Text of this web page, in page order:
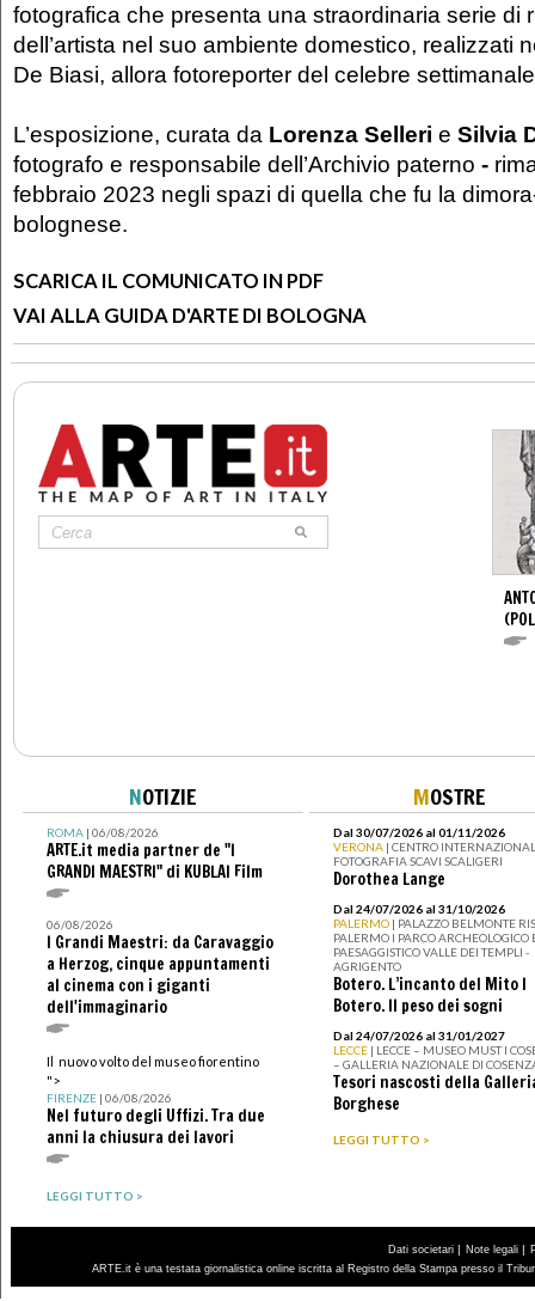
fotografica che presenta una straordinaria serie di
dell’artista nel suo ambiente domestico, realizzati
De Biasi, allora fotoreporter del celebre
L’esposizione, curata da Lorenza Selleri e Silvia
fotografo e responsabile dell’Archivio paterno -
febbraio 2023 negli spazi di quella che fu la
bolognese.
SCARICA IL COMUNICATO IN PDF
VAI ALLA GUIDA D'ARTE DI BOLOGNA
NOTIZIE
ROMA| 06/08/2026
ARTE.it media partner de "I
GRANDI MAESTRI" di KUBLAI Film
06/08/2026
I Grandi Maestri: da Caravaggio
a Herzog, cinque appuntamenti
al cinema con i giganti
dell'immaginario
Il nuovo volto del museo fiorentino
">
FIRENZE| 06/08/2026
Nel futuro degli Uffizi. Tra due
anni la chiusura dei lavori
LEGGI TUTTO >
MOSTRE
Dal 30/07/2026 al 01/11/2026
VERONA | CENTRO
FOTOGRAFIA SCAVI SCALIGERI
Dorothea Lange
Dal 24/07/2026 al 31/10/2026
PALERMO | PALAZZO BELMONTE
PALERMO I PARCO ARCHEOLOGICO
PAESAGGISTICO VALLE DEI TEMPLI -
AGRIGENTO
Botero. L’incanto del Mito I
Botero. Il peso dei sogni
Dal 24/07/2026 al 31/01/2027
LECCE | LECCE – MUSEO MUST I
– GALLERIA NAZIONALE DI
Tesori nascosti della
Borghese
LEGGI TUTTO >
Dati societari | Note legali |
ARTE.it è una testata giornalistica online iscritta al Registro della Stampa presso il